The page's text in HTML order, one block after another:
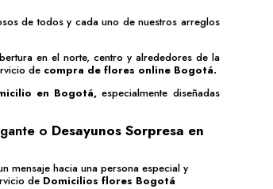
de todos y cada uno de nuestros arreglos
en el norte, centro y alrededores de la
de compra de flores online Bogotá.
en Bogotá, especialmente diseñadas
o Desayunos Sorpresa en
mensaje hacia una persona especial y
de Domicilios flores Bogotá